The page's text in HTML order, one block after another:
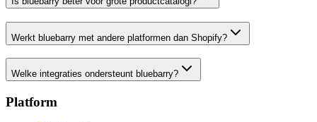
Werkt bluebarry met andere platformen dan Shopify?
Welke integraties ondersteunt bluebarry?
Platform